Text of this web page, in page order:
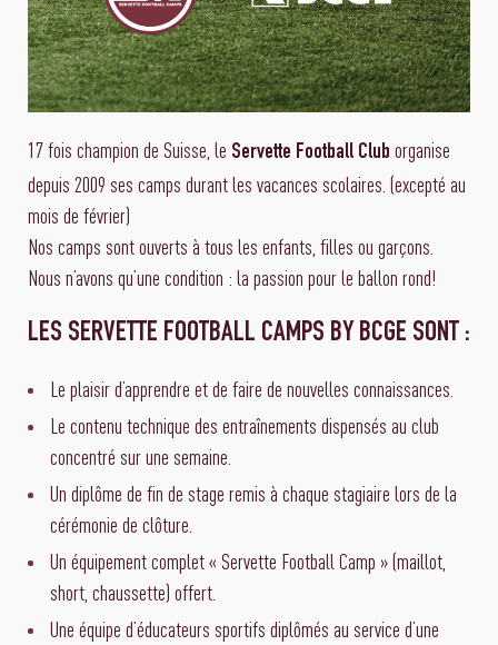
17 fois champion de Suisse, le Servette Football Club organise
depuis 2009 ses camps durant les vacances scolaires. (excepté au
mois de février)
Nos camps sont ouverts à tous les enfants, filles ou garçons.
Nous n’avons qu’une condition : la passion pour le ballon rond!
LES SERVETTE FOOTBALL CAMPS BY BCGE SONT :
Le plaisir d’apprendre et de faire de nouvelles connaissances.
Le contenu technique des entraînements dispensés au club
concentré sur une semaine.
Un diplôme de fin de stage remis à chaque stagiaire lors de la
cérémonie de clôture.
Un équipement complet « Servette Football Camp » (maillot,
short, chaussette) offert.
Une équipe d’éducateurs sportifs diplômés au service d’une